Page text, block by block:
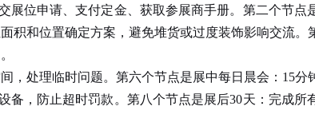
申请、支付定金、获取参展商手册。第二个节点
积和位置确定方案，避免堆货或过度装饰影响交流。
处理临时问题。第六个节点是展中每日晨会：15分
，防止超时罚款。第八个节点是展后30天：完成所